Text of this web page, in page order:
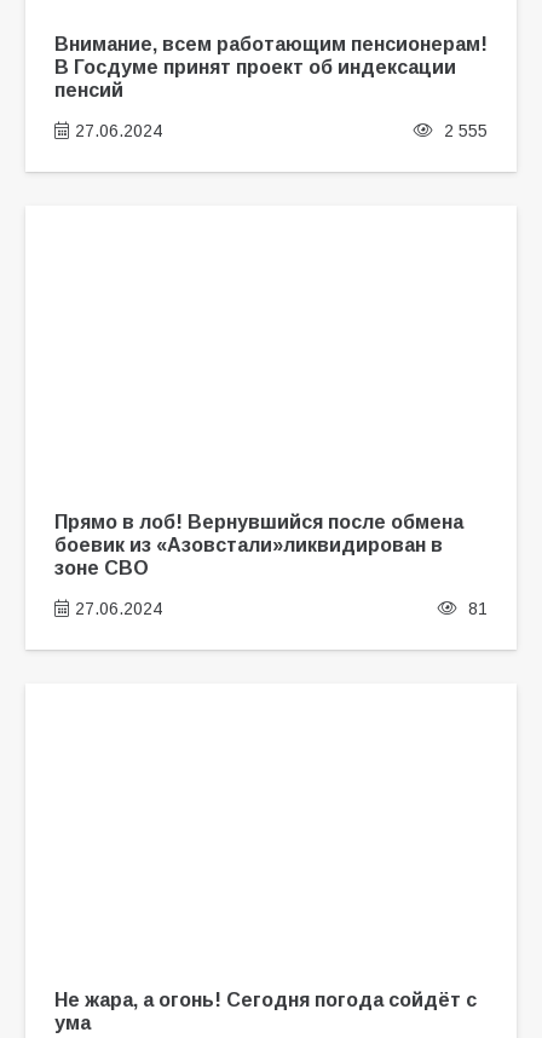
Внимание, всем работающим пенсионерам!
В Госдуме принят проект об индексации
пенсий
27.06.2024 2 555
Прямо в лоб! Вернувшийся после обмена
боевик из «Азовстали»ликвидирован в
зоне СВО
27.06.2024 81
Не жара, а огонь! Сегодня погода сойдёт с
ума